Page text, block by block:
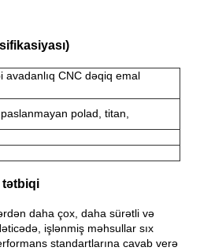
avadanlıq CNC dəqiq emal
polad, titan,
tətbiqi
daha çox, daha sürətli və
işlənmiş məhsullar sıx
standartlarına cavab verə